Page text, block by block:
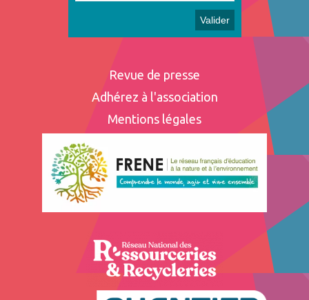
Revue de presse
Adhérez à l'association
Mentions légales